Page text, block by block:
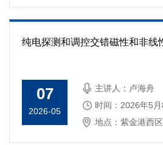
纯电探测和调控交错磁性和非线
07
2026-05
主讲人：卢海舟
时间：2026年5
地点：紫金港西